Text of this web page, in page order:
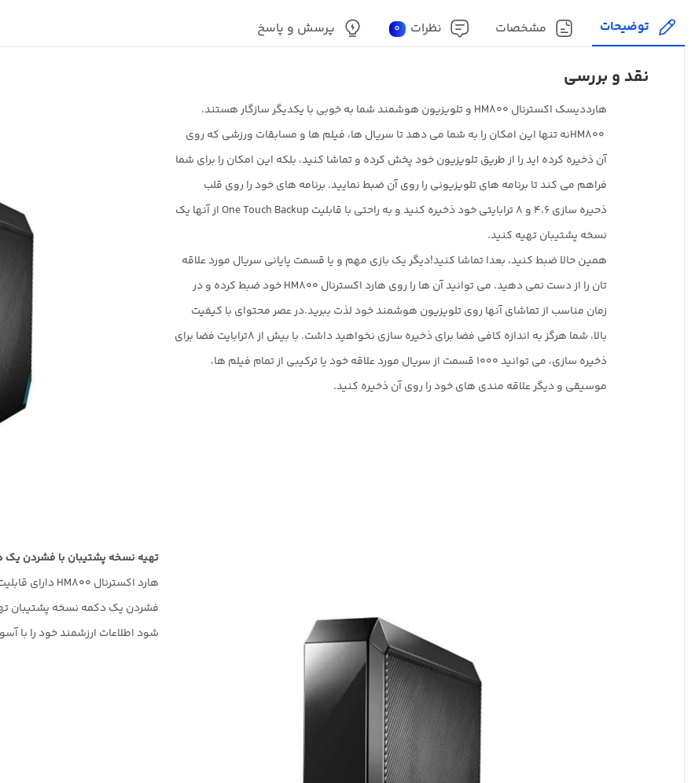
توضیحات مشخصات نظرات 0 پرسش و پاسخ
نقد و بررسی
هارددیسک اکسترنال HM800 و تلویزیون هوشمند شما به خوبی با یکدیگر سازگار هستند.
HM800نه تنها این امکان را به شما می دهد تا سریال ها، فیلم ها و مسابقات ورزشی که روی
آن ذخیره کرده اید را از طریق تلویزیون خود پخش کرده و تماشا کنید، بلکه این امکان را برای شما
فراهم می کند تا برنامه های تلویزیونی را روی آن ضبط نمایید. برنامه های خود را روی قلب
ذحیره سازی 4،6 و 8 ترابایتی خود ذخیره کنید و به راحتی با قابلیت
One Touch Backupاز آنها یک
نسخه پشتیبان تهیه کنید.
همین حالا ضبط کنید، بعدا تماشا کنید!دیگر یک بازی مهم و یا قسمت پایانی سریال مورد علاقه
تان را از دست نمی دهید. می توانید آن ها را روی هارد اکسترنال HM800خود ضبط کرده و در
زمان مناسب از تماشای آنها روی تلویزیون هوشمند خود لذت ببرید.در عصر محتوای با کیفیت
بالا، شما هرگز به اندازه کافی فضا برای ذخیره سازی نخواهید داشت. با بیش از 8ترابایت فضا برای
ذخیره سازی، می توانید 1000 قسمت از سریال مورد علاقه خود یا ترکیبی از تمام فیلم ها،
موسیقی و دیگر علاقه مندی های خود را روی آن ذخیره کنید.
تهیه نسخه پشتیبان با فشردن یک
هارد اکسترنال HM800دارای
فشردن یک دکمه نسخه پشتیبان
شود اطلاعات ارزشمند خود را با